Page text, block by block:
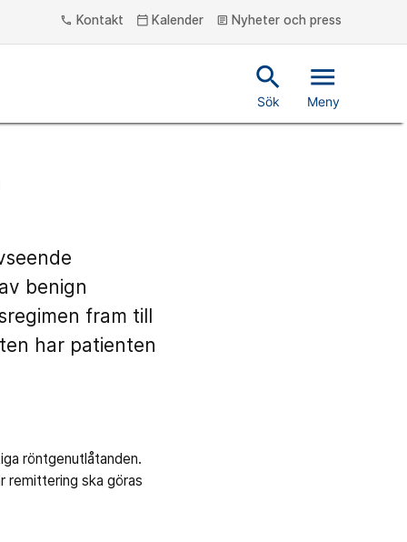
phone Kontakt calendar_today Kalender article Nyheter och press
search
Sök
menu
Meny
benign
fram till
har patienten
röntgenutlåtanden.
remittering ska göras